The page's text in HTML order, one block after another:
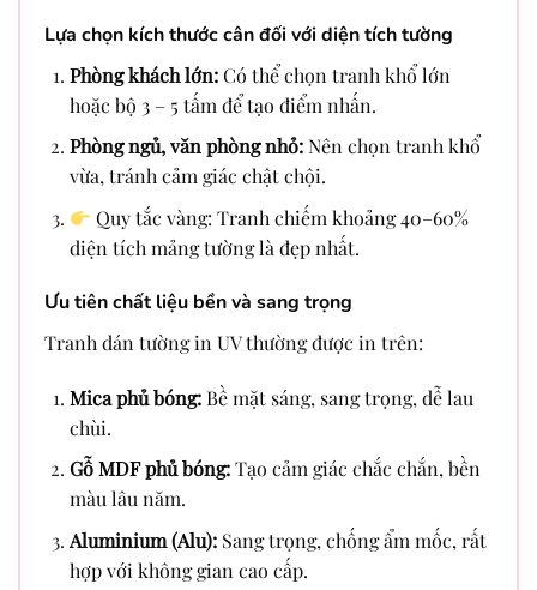
Lựa chọn kích thước cân đối với diện tích tường
Phòng khách lớn:Có thể chọn tranh khổ lớn
hoặc bộ 3 – 5 tấm để tạo điểm nhấn.
Phòng ngủ, văn phòng nhỏ:Nên chọn tranh khổ
vừa, tránh cảm giác chật chội.
Quy tắc vàng: Tranh chiếm khoảng 40–60%
diện tích mảng tường là đẹp nhất.
Ưu tiên chất liệu bền và sang trọng
Tranh dán tường in UV thường được in trên:
Mica phủ bóng:Bề mặt sáng, sang trọng, dễ lau
chùi.
Gỗ MDF phủ bóng:Tạo cảm giác chắc chắn, bền
màu lâu năm.
Aluminium (Alu):Sang trọng, chống ẩm mốc, rất
hợp với không gian cao cấp.